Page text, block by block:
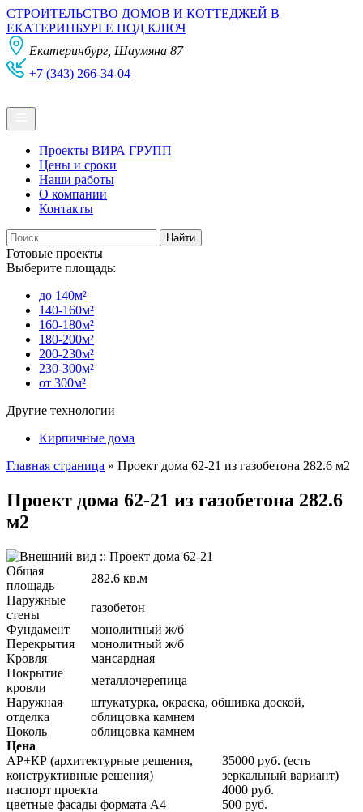
СТРОИТЕЛЬСТВО ДОМОВ И КОТТЕДЖЕЙ В
ЕКАТЕРИНБУРГЕ ПОД КЛЮЧ
Екатеринбург, Шаумяна 87
+7 (343) 266-34-04
Проекты ВИРА ГРУПП
Цены и сроки
Наши работы
О компании
Контакты
Готовые проекты
Выберите площадь:
до 140м²
140-160м²
160-180м²
180-200м²
200-230м²
230-300м²
от 300м²
Другие технологии
Кирпичные дома
Главная страница » Проект дома 62-21 из газобетона 282.6 м2
Проект дома 62-21 из газобетона 282.6
м2
Общая
площадь
282.6 кв.м
Наружные
стены
газобетон
Фундамент
монолитный ж/б
Перекрытия
монолитный ж/б
Кровля
мансардная
Покрытие
кровли
металлочерепица
Наружная
отделка
штукатурка, окраска, обшивка доской,
облицовка камнем
Цоколь
облицовка камнем
Цена
АР+КР (архитектурные решения,
конструктивные решения)
35000 руб. (есть
зеркальный вариант)
паспорт проекта
4000 руб.
цветные фасады формата А4
500 руб.